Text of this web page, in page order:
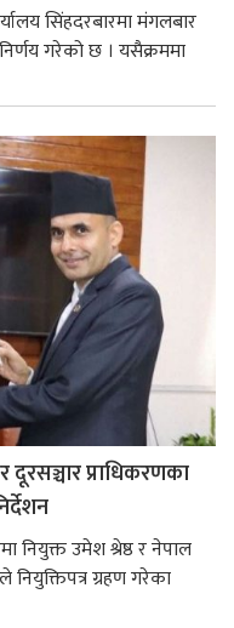
सिंहदरबारमा मंगलबार
गरेको छ । यसैक्रममा
प्राधिकरणका
नियुक्त उमेश श्रेष्ठ र नेपाल
नियुक्तिपत्र ग्रहण गरेका